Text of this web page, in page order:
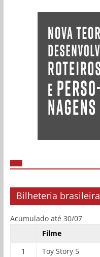
Bilheteria brasileira
Acumulado até 30/07
Filme
1
Toy Story 5